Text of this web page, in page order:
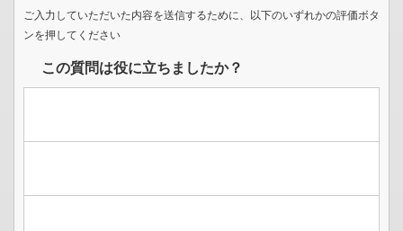
ご入力していただいた内容を送信するために、以下のいずれかの評価ボタ
ンを押してください
この質問は役に立ちましたか？